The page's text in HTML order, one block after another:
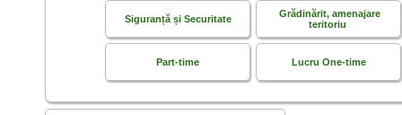
Siguranță și Securitate
Grădinărit, amenajare
teritoriu
Part-time Lucru One-time